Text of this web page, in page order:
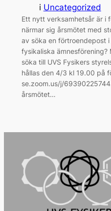
i Uncategorized
Ett nytt verksamhetsår är i
närmar sig årsmötet med
av söka en förtroendepost
fysikaliska ämnesförening?
söka till UVS Fysikers
hållas den 4/3 kl 19.00 på
se.zoom.us/j/
årsmötet…